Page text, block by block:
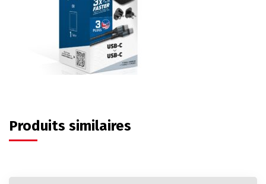
Produits similaires